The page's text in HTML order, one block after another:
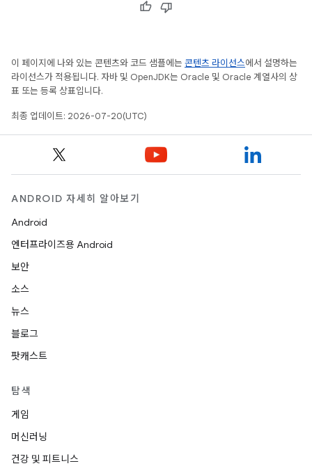
이 페이지에 나와 있는 콘텐츠와 코드 샘플에는 콘텐츠 라이선스에서 설명하는
라이선스가 적용됩니다. 자바 및 OpenJDK는 Oracle 및 Oracle 계열사의 상
표 또는 등록 상표입니다.
최종 업데이트: 2026-07-20(UTC)
ANDROID 자세히 알아보기
Android
엔터프라이즈용 Android
보안
소스
뉴스
블로그
팟캐스트
탐색
게임
머신러닝
건강 및 피트니스